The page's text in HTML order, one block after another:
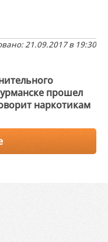
21.09.2017 в 19:30
прошел
наркотикам